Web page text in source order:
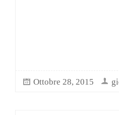
Ottobre 28, 2015